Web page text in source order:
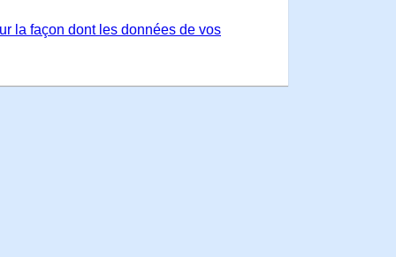
la façon dont les données de vos